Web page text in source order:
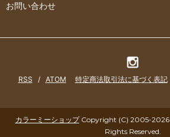
お問い合わせ
RSS / ATOM 特定商法取引法に基づく表記
カラーミーショップCopyright (C) 2005-2026
Rights Reserved.